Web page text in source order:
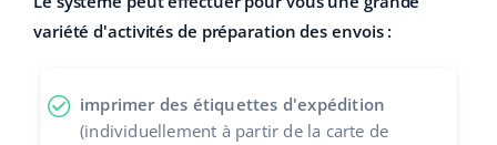
Calculateur de gains
Ελληνικά
español (MX)
variété d'activités de préparation des envois :
imprimer des étiquettes d'expédition
(individuellement à partir de la carte de